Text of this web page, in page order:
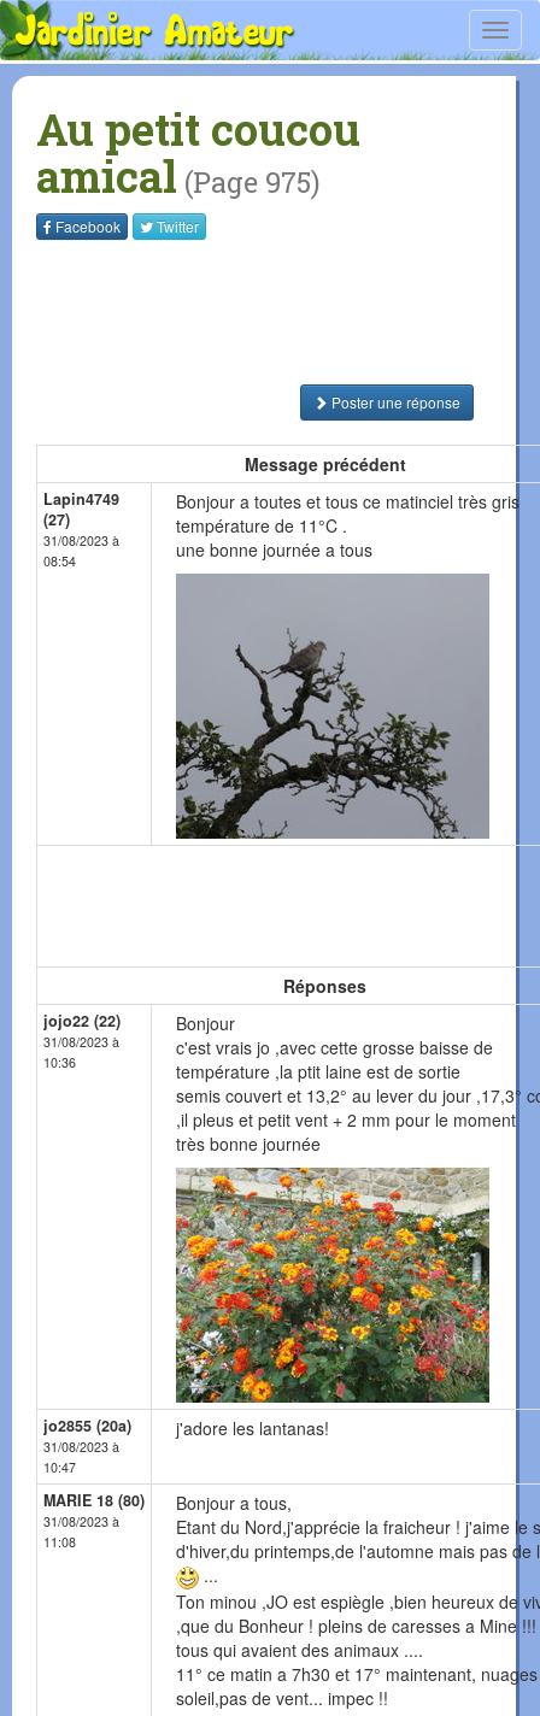
Au petit coucou
amical (Page 975)
Facebook Twitter
Poster une réponse
Message précédent
Lapin4749
(27)
31/08/2023 à
08:54
Bonjour a toutes et tous ce matinciel très gris
température de 11°C .
une bonne journée a tous
Réponses
jojo22 (22)
31/08/2023 à
10:36
Bonjour
c'est vrais jo ,avec cette grosse baisse de
température ,la ptit laine est de sortie
semis couvert et 13,2° au lever du jour ,17,3°
,il pleus et petit vent + 2 mm pour le moment
très bonne journée
jo2855 (20a)
31/08/2023 à
10:47
j'adore les lantanas!
MARIE 18 (80)
31/08/2023 à
11:08
Bonjour a tous,
Etant du Nord,j'apprécie la fraicheur ! j'aime le
d'hiver,du printemps,de l'automne mais pas de
...
Ton minou ,JO est espiègle ,bien heureux de
,que du Bonheur ! pleins de caresses a Mine
tous qui avaient des animaux ....
11° ce matin a 7h30 et 17° maintenant,
soleil,pas de vent... impec !!